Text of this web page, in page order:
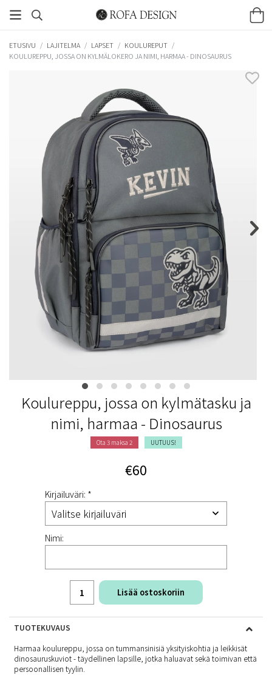
ETUSIVU / LAJITELMA / LAPSET / KOULUREPUT /
KOULUREPPU, JOSSA ON KYLMÄLOKERO JA NIMI, HARMAA - DINOSAURUS
Koulureppu, jossa on kylmätasku ja
nimi, harmaa - Dinosaurus
Ota 3 maksa 2 UUTUUS!
€60
Kirjailuväri: *
Nimi:
Lisää ostoskoriin
TUOTEKUVAUS
Harmaa koulureppu, jossa on tummansinisiä yksityiskohtia ja leikkisät
dinosauruskuviot - täydellinen lapsille, jotka haluavat sekä toimivan että
persoonallisen tyylin.